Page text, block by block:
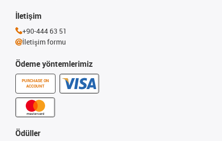
Ödeme yöntemlerimiz
PURCHASE ON
ACCOUNT
Ödüller
İletişim
+90-444 63 51
İletişim formu